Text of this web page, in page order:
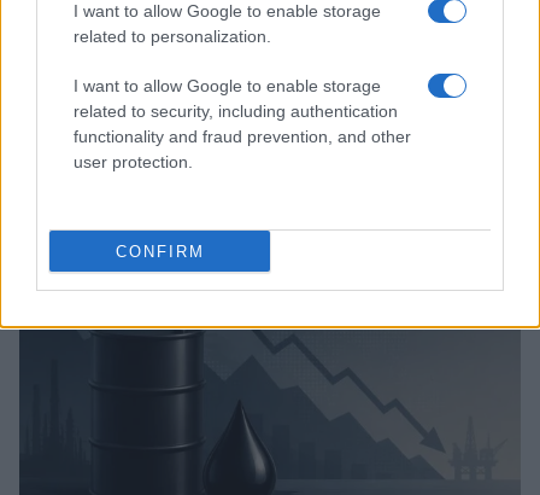
I want to allow Google to enable storage
related to personalization.
I want to allow Google to enable storage
related to security, including authentication
functionality and fraud prevention, and other
user protection.
CONFIRM
Redução histórica do desmatamento na Amazônia entre agosto
de 2026 e julho de 2026
Beatriz Almeida · 7 ago 2026
NÃO CLASSIFICADO